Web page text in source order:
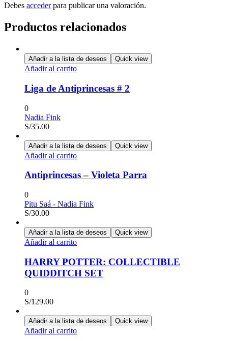
Debes accederpara publicar una valoración.
Productos relacionados
Añadir a la lista de deseos Quick view
Añadir al carrito
Liga de Antiprincesas # 2
0
Nadia Fink
S/35.00
Añadir a la lista de deseos Quick view
Añadir al carrito
Antiprincesas – Violeta Parra
0
Pitu Saá - Nadia Fink
S/30.00
Añadir a la lista de deseos Quick view
Añadir al carrito
HARRY POTTER: COLLECTIBLE
QUIDDITCH SET
0
S/129.00
Añadir a la lista de deseos Quick view
Añadir al carrito